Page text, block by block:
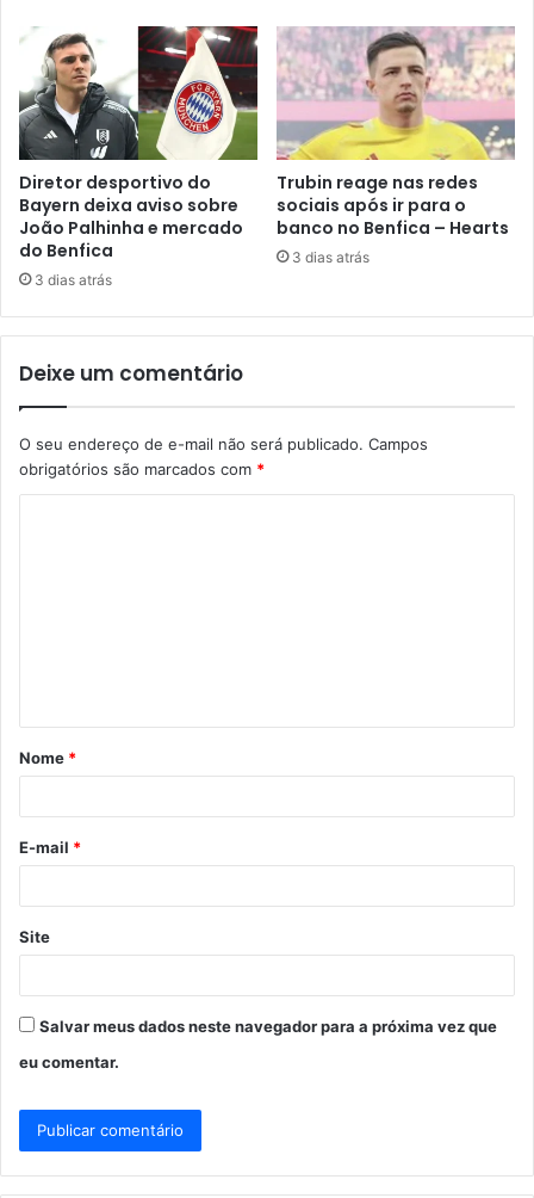
Diretor desportivo do
Bayern deixa aviso sobre
João Palhinha e mercado
do Benfica
3 dias atrás
Trubin reage nas redes
sociais após ir para o
banco no Benfica – Hearts
3 dias atrás
Deixe um comentário
O seu endereço de e-mail não será publicado. Campos
obrigatórios são marcados com *
á
r
*
Nome *
E-mail *
Site
Salvar meus dados neste navegador para a próxima vez que
eu comentar.